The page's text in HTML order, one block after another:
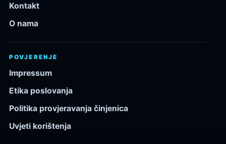
Kontakt
O nama
POVJERENJE
Impressum
Etika poslovanja
Politika provjeravanja činjenica
Uvjeti korištenja